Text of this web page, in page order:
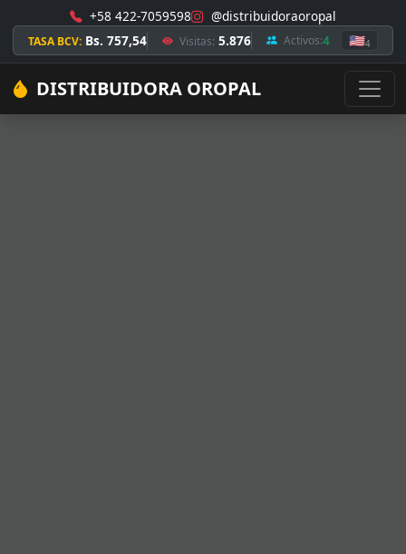
+58 422-7059598 @distribuidoraoropal
TASA BCV: Bs. 757,54 Visitas: 5.876 Activos:4 🇺🇸4
DISTRIBUIDORA OROPAL